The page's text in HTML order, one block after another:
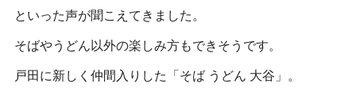
といった声が聞こえてきました。
そばやうどん以外の楽しみ方もできそうです。
戸田に新しく仲間入りした「そば うどん 大谷」。